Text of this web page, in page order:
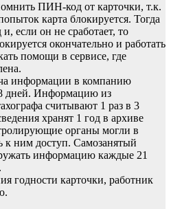
ПИН-код от карточки, т.к.
карта блокируется. Тогда
если он не сработает, то
окончательно и работать
помощи в сервисе, где
информации в компанию
дней. Информацию из
считывают 1 раз в 3
хранят 1 год в архиве
органы могли в
к ним доступ. Самозанятый
информацию каждые 21
годности карточки, работник